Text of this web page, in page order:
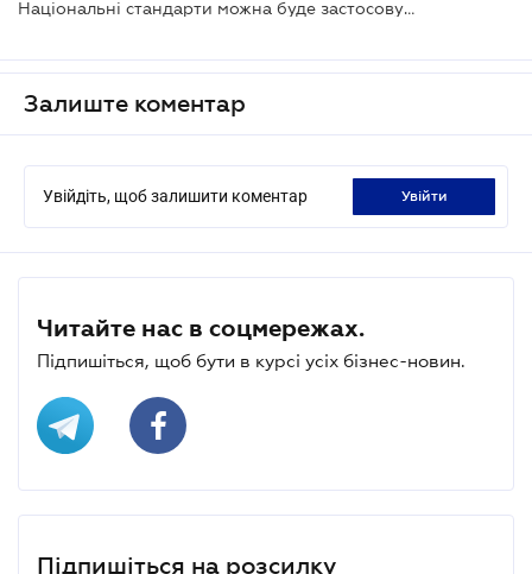
Національні стандарти можна буде застосовувати за бажанням
Залиште коментар
Увійдіть, щоб залишити коментар увійти
Читайте нас в соцмережах.
Підпишіться, щоб бути в курсі усіх бізнес-новин.
Підпишіться на розсилку